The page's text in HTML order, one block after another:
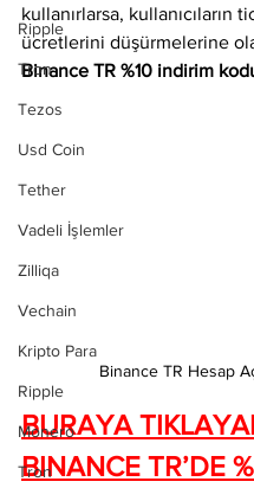
Ripple
Tron
Tezos
Usd Coin
Tether
Vadeli İşlemler
Zilliqa
Vechain
Kripto Para
Ripple
Monero
Tron
kullanırlarsa, kullanıcıların
ücretlerini düşürmelerine
Binance TR %10 indirim
Binance TR Hesap
BURAYA
BINANCE TR’DE